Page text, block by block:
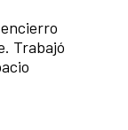
Trabajó